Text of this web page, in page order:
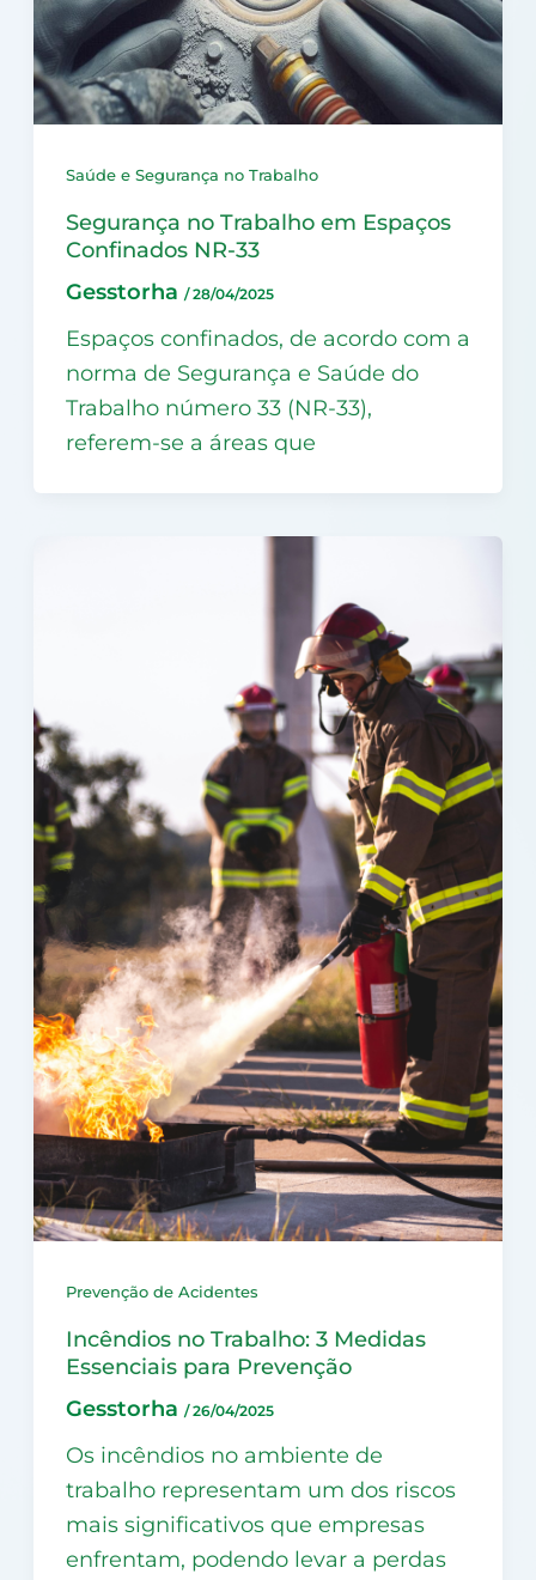
Saúde e Segurança no Trabalho
Segurança no Trabalho em Espaços
Confinados NR-33
Gesstorha/28/04/2025
Espaços confinados, de acordo com a
norma de Segurança e Saúde do
Trabalho número 33 (NR-33),
referem-se a áreas que
Prevenção de Acidentes
Incêndios no Trabalho: 3 Medidas
Essenciais para Prevenção
Gesstorha /26/04/2025
Os incêndios no ambiente de
trabalho representam um dos riscos
mais significativos que empresas
enfrentam, podendo levar a perdas